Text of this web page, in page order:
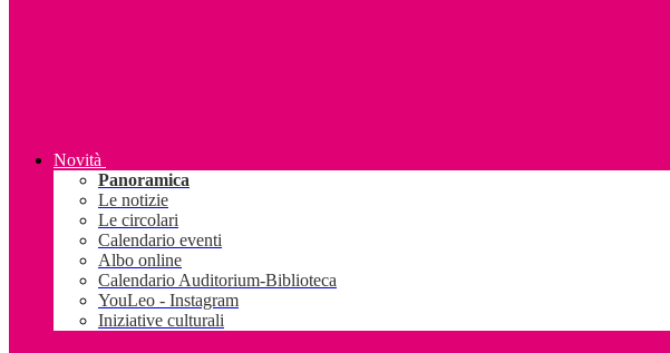
Novità
Panoramica
Le notizie
Le circolari
Calendario eventi
Albo online
Calendario Auditorium-Biblioteca
YouLeo - Instagram
Iniziative culturali